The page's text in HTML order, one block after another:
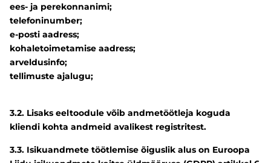
ees- ja perekonnanimi;
telefoninumber;
e-posti aadress;
kohaletoimetamise aadress;
arveldusinfo;
tellimuste ajalugu;
3.2. Lisaks eeltoodule võib andmetöötleja koguda
kliendi kohta andmeid avalikest registritest.
3.3. Isikuandmete töötlemise õiguslik alus on Euroopa